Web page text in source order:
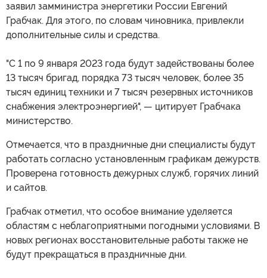
заявил замминистра энергетики России Евгений
Грабчак. Для этого, по словам чиновника, привлекли
дополнительные силы и средства.
"С 1 по 9 января 2023 года будут задействованы более
13 тысяч бригад, порядка 73 тысяч человек, более 35
тысяч единиц техники и 7 тысяч резервных источников
снабжения электроэнергией", — цитирует Грабчака
министерство.
Отмечается, что в праздничные дни специалисты будут
работать согласно установленным графикам дежурств.
Проверена готовность дежурных служб, горячих линий
и сайтов.
Грабчак отметил, что особое внимание уделяется
областям с неблагоприятными погодными условиями. В
новых регионах восстановительные работы также не
будут прекращаться в праздничные дни.